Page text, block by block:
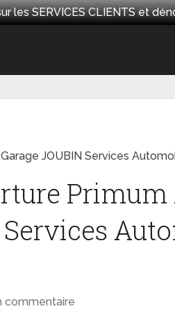
les SERVICES CLIENTS et
JOUBIN Services
Services
commentaire